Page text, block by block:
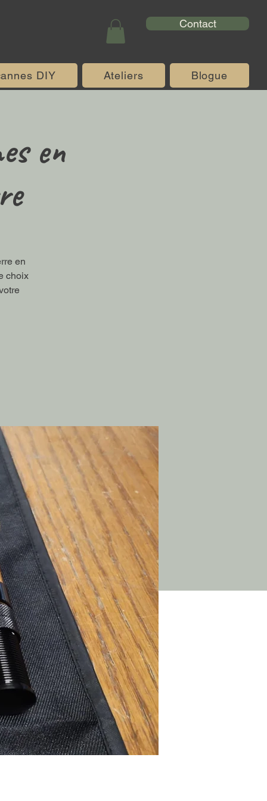
Contact
DIY Ateliers Blogue
en
en
choix